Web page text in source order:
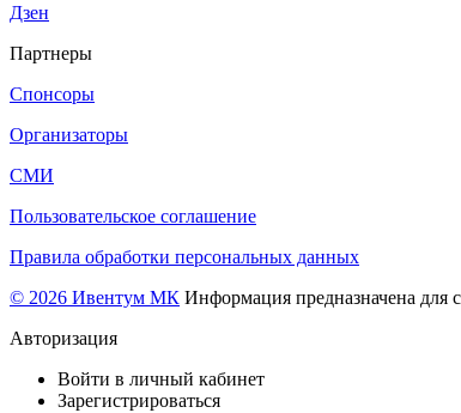
Дзен
Партнеры
Спонсоры
Организаторы
СМИ
Пользовательское соглашение
Правила обработки персональных данных
© 2026 Ивентум МК Информация предназначена для
Авторизация
Войти в личный кабинет
Зарегистрироваться